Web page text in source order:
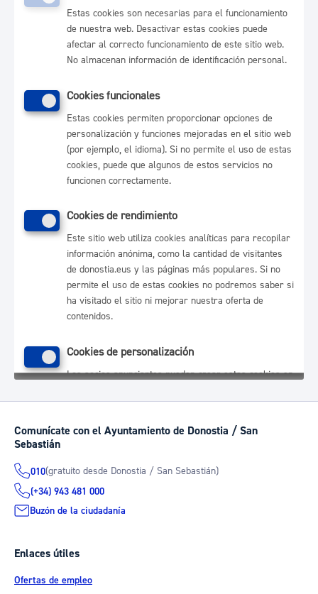
Comunícate con el Ayuntamiento de Donostia / San
Sebastián
010(gratuito desde Donostia / San Sebastián)
(+34) 943 481 000
Buzón de la ciudadanía
Enlaces útiles
Ofertas de empleo